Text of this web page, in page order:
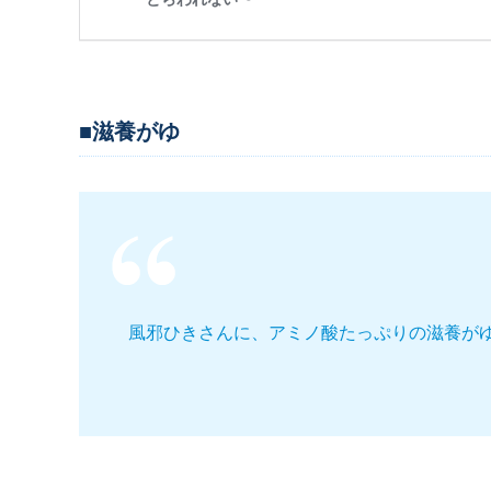
■滋養がゆ
風邪ひきさんに、アミノ酸たっぷりの滋養が